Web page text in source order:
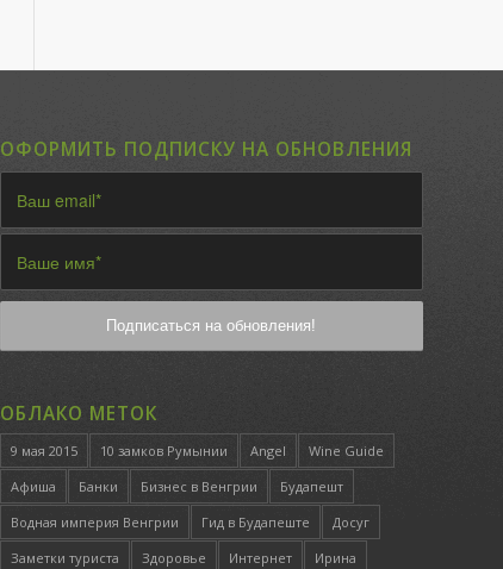
ОФОРМИТЬ ПОДПИСКУ НА ОБНОВЛЕНИЯ
ОБЛАКО МЕТОК
9 мая 2015 10 замков Румынии Angel
Wine Guide
Афиша
Банки Бизнес в Венгрии
Будапешт
Водная империя Венгрии
Гид в Будапеште
Досуг
Заметки туриста
Здоровье Интернет
Ирина